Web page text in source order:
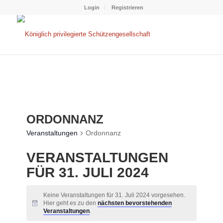
Login Registrieren
ORDONNANZ
Veranstaltungen Ordonnanz
VERANSTALTUNGEN
FÜR 31. JULI 2024
Hinweis
Keine Veranstaltungen für 31. Juli 2024 vorgesehen.
Hier geht es zu dennächsten bevorstehenden
Veranstaltungen.